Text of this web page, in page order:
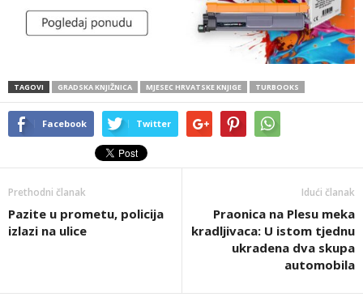
TAGOVI GRADSKA KNJIŽNICA MJESEC HRVATSKE KNJIGE TURBOOKS
Facebook Twitter
Prethodni članak
Pazite u prometu, policija
izlazi na ulice
Idući članak
Praonica na Plesu meka
kradljivaca: U istom tjednu
ukradena dva skupa
automobila